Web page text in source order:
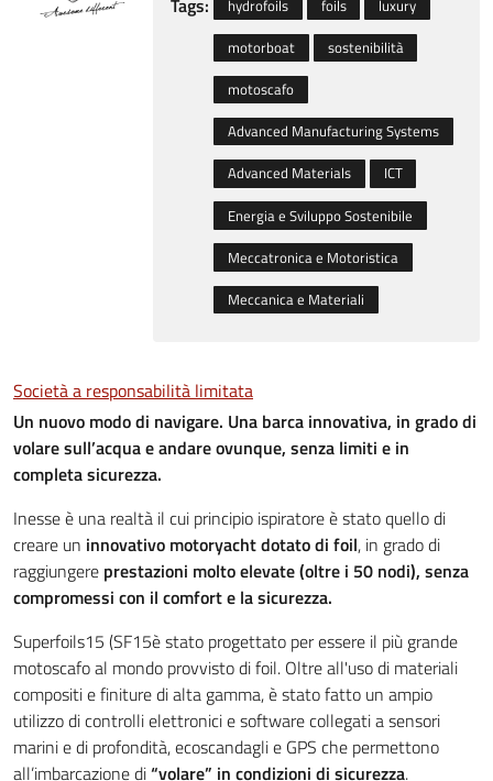
hydrofoils foils
luxury
motorboat
sostenibilità
motoscafo
Advanced Manufacturing Systems
Advanced Materials
ICT
Energia e Sviluppo Sostenibile
Meccatronica e Motoristica
Meccanica e Materiali
Società a responsabilità limitata
Un nuovo modo di navigare. Una barca innovativa, in grado di
volare sull’acqua e andare ovunque, senza limiti e in
completa sicurezza.
Inesse è una realtà il cui principio ispiratore è stato quello di
creare un innovativo motoryacht dotato di foil, in grado di
raggiungere prestazioni molto elevate (oltre i 50 nodi), senza
compromessi con il comfort e la sicurezza.
Superfoils15 (SF15è stato progettato per essere il più grande
motoscafo al mondo provvisto di foil. Oltre all'uso di materiali
compositi e finiture di alta gamma, è stato fatto un ampio
utilizzo di controlli elettronici e software collegati a sensori
marini e di profondità, ecoscandagli e GPS che permettono
all’imbarcazione di“volare” in condizioni di sicurezza.